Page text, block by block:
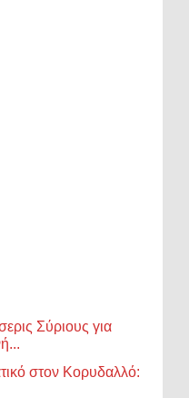
Σύριους για
στον Κορυδαλλό: